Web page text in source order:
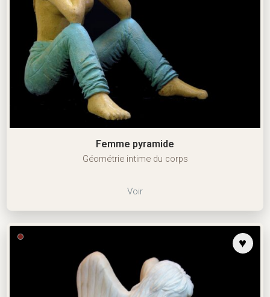
Femme pyramide
Géométrie intime du corps
Voir